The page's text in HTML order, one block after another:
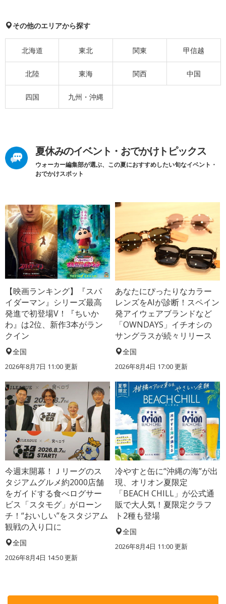
その他のエリアから探す
北海道 東北 関東 甲信越
北陸 東海 関西 中国
四国 九州・沖縄
夏休みのイベント・おでかけトピックス
ウォーカー編集部が選ぶ、この夏におすすめしたい旬なイベント・
おでかけスポット
【映画ランキング】『スパ
イダーマン』シリーズ最高
発進で初登場V！『ちいか
わ』は2位、新作3本がラン
クイン
全国
2026年8月7日 11:00更新
あなたにぴったりなカラー
レンズをAIが診断！スペイン
発アイウェアブランドなど
「OWNDAYS」イチオシの
サングラスが続々リリース
全国
2026年8月4日 17:00更新
今週末開幕！Ｊリーグのス
タジアムグルメ約2000店舗
をガイドする食べログサー
ビス「スタモグ」がローン
チ！“おいしい”をスタジアム
観戦の入り口に
全国
2026年8月4日 14:50更新
冷やすと缶に“沖縄の海”が出
現、オリオン夏限定
「BEACH CHILL」が公式通
販で大人気！夏限定クラフ
ト2種も登場
全国
2026年8月4日 11:00更新